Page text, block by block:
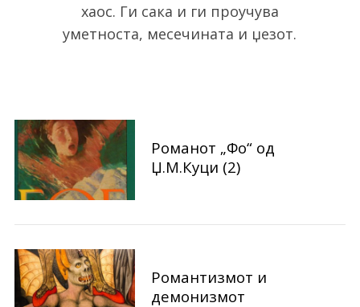
хаос. Ги сака и ги проучува
уметноста, месечината и џезот.
Романот „Фо“ од
Џ.М.Куци (2)
Романтизмот и
демонизмот
a
r
c
h
f
: